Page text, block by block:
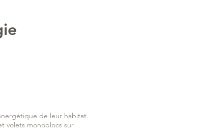
de leur habitat.
volets monoblocs sur